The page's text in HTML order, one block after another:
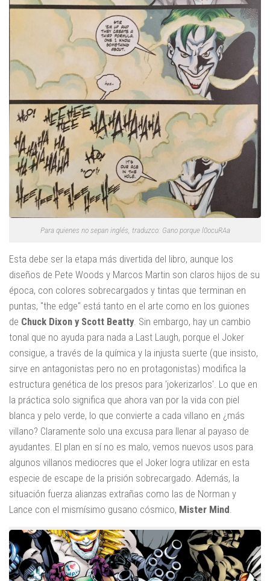
Para quienes no sepan inglés, traduzco: Gano porque l0ocuRAa
Esta debe ser la etapa más divertida del libro, aunque los
diseños de Pete Woods y Marcos Martin son claros hijos de su
época, con colores sobrecargados y tintas que terminan en
puntas, "the edge" está tanto en el arte como en los guiones
de Chuck Dixon y Scott Beatty . Sin embargo, hay un cambio
tonal que no ayuda para nada a Last Laugh, porque el Joker
consigue, a través de la química y la injusta suerte (que insisto,
sirve en antagonistas pero no en protagonistas) modifica la
estructura genética de los presos para 'jokerizarlos'. Lo que en
la práctica solo significa que ahora van por la vida con piel
blanca y pelo verde, lo que convierte a cada villano en ¿más
villano? Claramente solo una excusa para llenar al payaso de
ayudantes. El plan en sí no es malo, vemos nuevos usos para
algunos villanos mediocres que el Joker logra utilizar en esta
especie de escape de la prisión sobrecargado. Además, la
situación fuerza alianzas extrañas como las de Norman y
Lance con el mismísimo gusano cósmico, Mister Mind